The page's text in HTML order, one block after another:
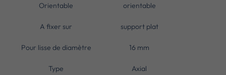
Orientable orientable
A fixer sur support plat
Pour lisse de diamètre 16 mm
Type Axial